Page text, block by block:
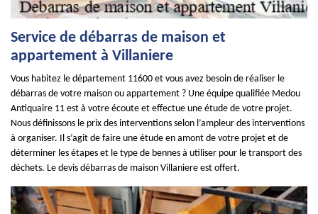
Service de débarras de maison et
appartement à Villaniere
Vous habitez le département 11600 et vous avez besoin de réaliser le
débarras de votre maison ou appartement ? Une équipe qualifiée Medou
Antiquaire 11 est à votre écoute et effectue une étude de votre projet.
Nous définissons le prix des interventions selon l’ampleur des interventions
à organiser. Il s’agit de faire une étude en amont de votre projet et de
déterminer les étapes et le type de bennes à utiliser pour le transport des
déchets. Le devis débarras de maison Villaniere est offert.